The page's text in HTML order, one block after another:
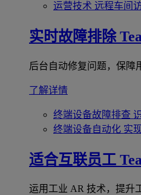
运营技术 远程车间
实时故障排除
后台自动修复问题，保障
了解详情
终端设备故障排查
终端设备自动化 实
适合互联员工
运用工业 AR 技术，提升